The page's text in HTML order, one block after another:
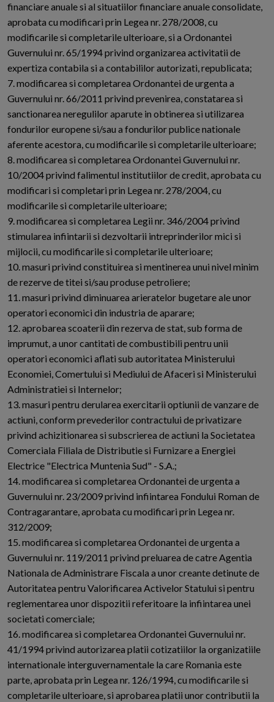
financiare anuale si al situatiilor financiare anuale consolidate,
aprobata cu modificari prin Legea nr. 278/2008, cu
modificarile si completarile ulterioare, si a Ordonantei
Guvernului nr. 65/1994 privind organizarea activitatii de
expertiza contabila si a contabililor autorizati, republicata;
7. modificarea si completarea Ordonantei de urgenta a
Guvernului nr. 66/2011 privind prevenirea, constatarea si
sanctionarea neregulilor aparute in obtinerea si utilizarea
fondurilor europene si/sau a fondurilor publice nationale
aferente acestora, cu modificarile si completarile ulterioare;
8. modificarea si completarea Ordonantei Guvernului nr.
10/2004 privind falimentul institutiilor de credit, aprobata cu
modificari si completari prin Legea nr. 278/2004, cu
modificarile si completarile ulterioare;
9. modificarea si completarea Legii nr. 346/2004 privind
stimularea infiintarii si dezvoltarii intreprinderilor mici si
mijlocii, cu modificarile si completarile ulterioare;
10. masuri privind constituirea si mentinerea unui nivel minim
de rezerve de titei si/sau produse petroliere;
11. masuri privind diminuarea arieratelor bugetare ale unor
operatori economici din industria de aparare;
12. aprobarea scoaterii din rezerva de stat, sub forma de
imprumut, a unor cantitati de combustibili pentru unii
operatori economici aflati sub autoritatea Ministerului
Economiei, Comertului si Mediului de Afaceri si Ministerului
Administratiei si Internelor;
13. masuri pentru derularea exercitarii optiunii de vanzare de
actiuni, conform prevederilor contractului de privatizare
privind achizitionarea si subscrierea de actiuni la Societatea
Comerciala Filiala de Distributie si Furnizare a Energiei
Electrice "Electrica Muntenia Sud" - S.A.;
14. modificarea si completarea Ordonantei de urgenta a
Guvernului nr. 23/2009 privind infiintarea Fondului Roman de
Contragarantare, aprobata cu modificari prin Legea nr.
312/2009;
15. modificarea si completarea Ordonantei de urgenta a
Guvernului nr. 119/2011 privind preluarea de catre Agentia
Nationala de Administrare Fiscala a unor creante detinute de
Autoritatea pentru Valorificarea Activelor Statului si pentru
reglementarea unor dispozitii referitoare la infiintarea unei
societati comerciale;
16. modificarea si completarea Ordonantei Guvernului nr.
41/1994 privind autorizarea platii cotizatiilor la organizatiile
internationale interguvernamentale la care Romania este
parte, aprobata prin Legea nr. 126/1994, cu modificarile si
completarile ulterioare, si aprobarea platii unor contributii la